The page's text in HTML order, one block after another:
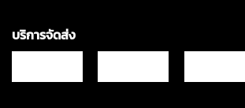
บริการจัดส่ง